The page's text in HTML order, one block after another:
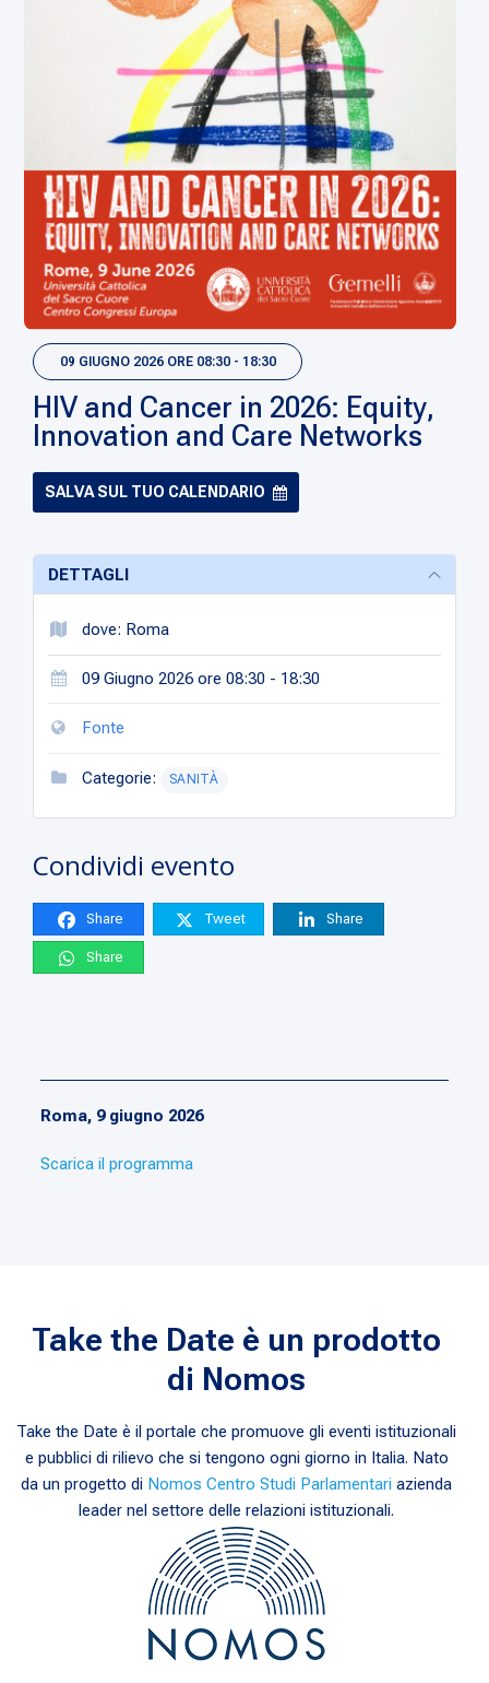
09 GIUGNO 2026 ORE 08:30 - 18:30
HIV and Cancer in 2026: Equity,
Innovation and Care Networks
SALVA SUL TUO CALENDARIO
DETTAGLI
dove: Roma
09 Giugno 2026 ore 08:30 - 18:30
Fonte
Categorie: SANITÀ
Condividi evento
Share Tweet Share
Share
Roma, 9 giugno 2026
Scarica il programma
Take the Date è un prodotto
di Nomos
Take the Date è il portale che promuove gli eventi istituzionali
e pubblici di rilievo che si tengono ogni giorno in Italia. Nato
da un progetto di Nomos Centro Studi Parlamentari azienda
leader nel settore delle relazioni istituzionali.